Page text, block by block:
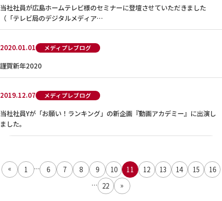
当社社員が広島ホームテレビ様のセミナーに登壇させていただきました
（「テレビ局のデジタルメディア…
2020.01.01 メディプレブログ
謹賀新年2020
2019.12.07 メディプレブログ
当社社員Yが「お願い！ランキング」の新企画『動画アカデミー』に出演し
ました。
« 1 ... 6 7 8 9 10 11 12 13 14 15
16
...
22 »